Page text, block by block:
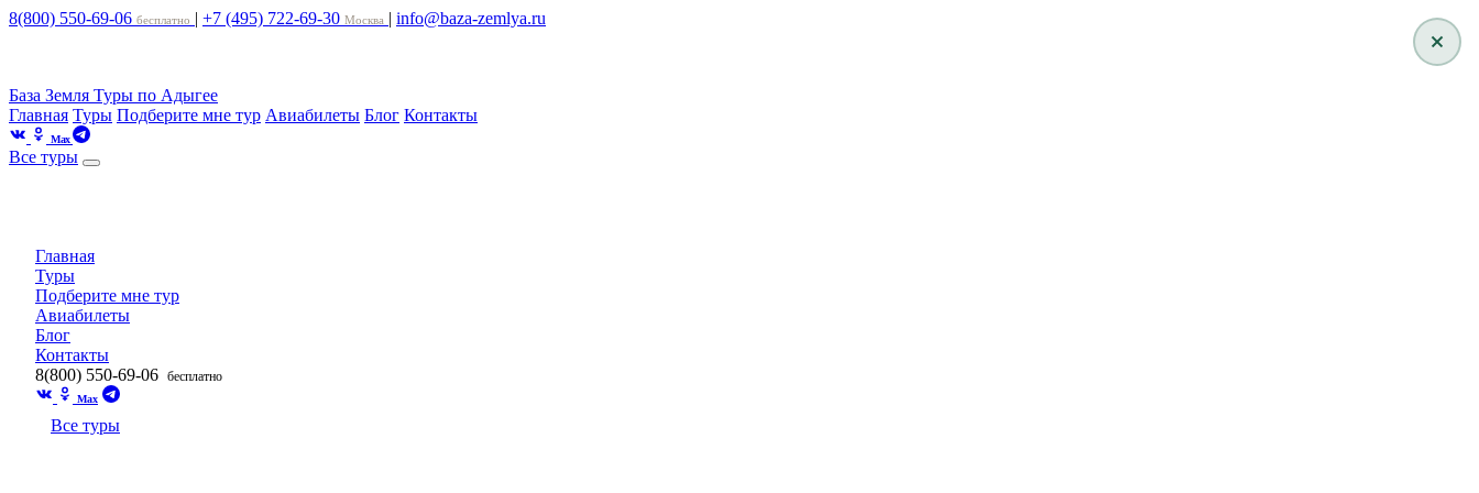
8(800) 550-69-06 бесплатно | +7 (495) 722-69-30 Москва | info@baza-zemlya.ru
База Земля Туры по Адыгее
Главная Туры Подберите мне тур Авиабилеты Блог Контакты
Max
Все туры
Главная
Туры
Подберите мне тур
Авиабилеты
Блог
Контакты
8(800) 550-69-06 бесплатно
Max
Все туры